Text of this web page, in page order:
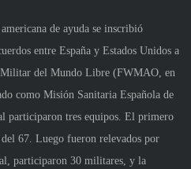
de ayuda se inscribió
entre España y Estados Unidos a
Militar del Mundo Libre (FWMAO, en
como Misión Sanitaria Española de
participaron tres equipos. El primero
67. Luego fueron relevados por
participaron 30 militares, y la